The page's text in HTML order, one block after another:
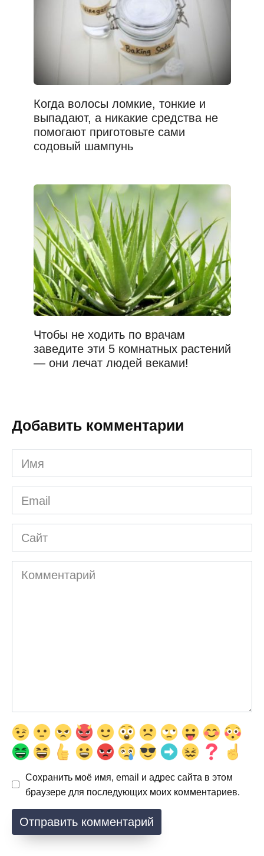
Когда волосы ломкие, тонкие и
выпадают, а никакие средства не
помогают приготовьте сами
содовый шампунь
Чтобы не ходить по врачам
заведите эти 5 комнатных растений
— они лечат людей веками!
Добавить комментарии
Имя
*
Email
*
Сайт
Комментарий
Сохранить моё имя, email и адрес сайта в этом
браузере для последующих моих комментариев.